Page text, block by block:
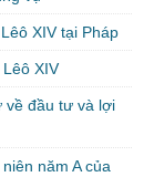
XIV tại Pháp
XIV
về đầu tư và lợi
năm A của